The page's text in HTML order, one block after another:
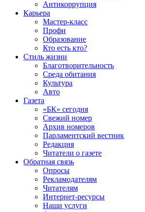
Антикоррупция
Карьера
Мастер-класс
Профи
Образование
Кто есть кто?
Стиль жизни
Благотворительность
Среда обитания
Культура
Авто
Газета
«БК» сегодня
Свежий номер
Архив номеров
Парламентский вестник
Редакция
Читатели о газете
Обратная связь
Опросы
Рекламодателям
Читателям
Интернет-ресурсы
Наши услуги